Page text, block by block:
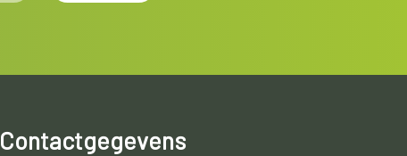
Contactgegevens